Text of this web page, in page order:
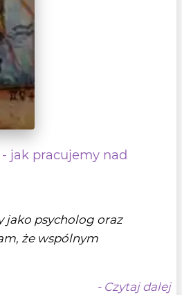
jak pracujemy nad
jako psycholog oraz
że wspólnym
- Czytaj dalej